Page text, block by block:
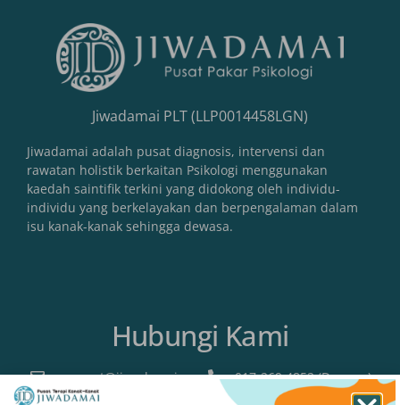
Jiwadamai PLT (LLP0014458LGN)
Jiwadamai adalah pusat diagnosis, intervensi dan
rawatan holistik berkaitan Psikologi menggunakan
kaedah saintifik terkini yang didokong oleh individu-
individu yang berkelayakan dan berpengalaman dalam
isu kanak-kanak sehingga dewasa.
Hubungi Kami
support@jiwadamai.com
017-269 4852 (Dewasa)
011-5430 8949 (Kanak-Kanak)